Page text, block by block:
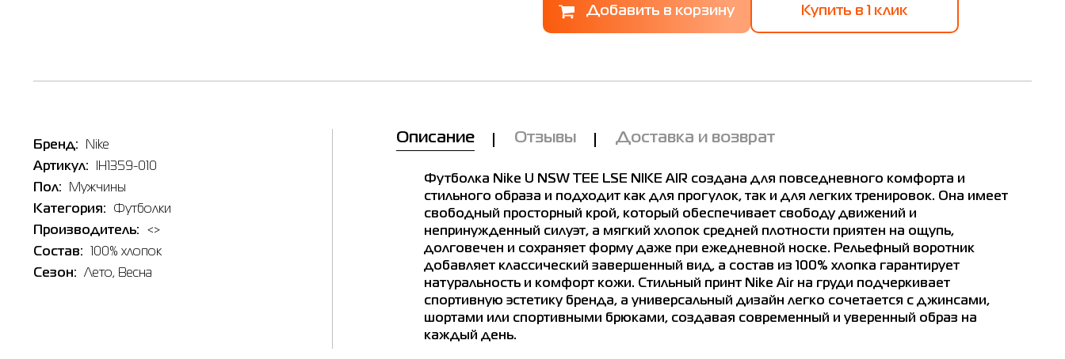
Купить в 1 клик
Бренд:
Nike
Артикул:
IH1359-010
Пол:
Мужчины
Категория:
Футболки
Производитель:
<>
Состав:
100% хлопок
Сезон:
Лето, Весна
Описание Отзывы Доставка и возврат
Футболка Nike U NSW TEE LSE NIKE AIR создана для повседневного комфорта и
стильного образа и подходит как для прогулок, так и для легких тренировок. Она имеет
свободный просторный крой, который обеспечивает свободу движений и
непринужденный силуэт, а мягкий хлопок средней плотности приятен на ощупь,
долговечен и сохраняет форму даже при ежедневной носке. Рельефный воротник
добавляет классический завершенный вид, а состав из 100% хлопка гарантирует
натуральность и комфорт кожи. Стильный принт Nike Air на груди подчеркивает
спортивную эстетику бренда, а универсальный дизайн легко сочетается с джинсами,
шортами или спортивными брюками, создавая современный и уверенный образ на
каждый день.